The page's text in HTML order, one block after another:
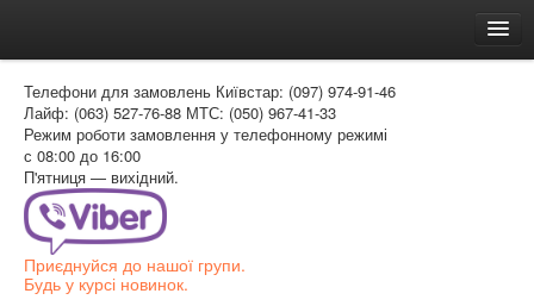
Доставка и оплата
Как заказать
Контакти
Таблиця розмірів
Вхід для покупця
Телефони для замовлень Київстар: (097) 974-91-46
Лайф: (063) 527-76-88 МТС: (050) 967-41-33
Режим роботи замовлення у телефонному режимі
с 08:00 до 16:00
П'ятниця — вихідний.
Приєднуйся до нашої групи.
Будь у курсі новинок.